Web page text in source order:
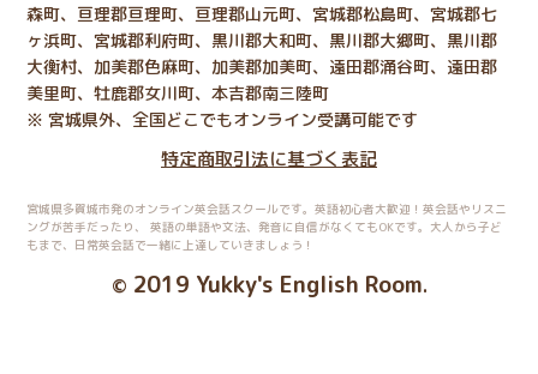
森町、亘理郡亘理町、亘理郡山元町、宮城郡松島町、宮城郡七
ヶ浜町、宮城郡利府町、黒川郡大和町、黒川郡大郷町、黒川郡
大衡村、加美郡色麻町、加美郡加美町、遠田郡涌谷町、遠田郡
美里町、牡鹿郡女川町、本吉郡南三陸町
※ 宮城県外、全国どこでもオンライン受講可能です
特定商取引法に基づく表記
宮城県多賀城市発のオンライン英会話スクールです。英語初心者大歓迎！英会話やリスニ
ングが苦手だったり、
英語の単語や文法、発音に自信がなくてもOKです。大人から子ど
もまで、日常英会話で一緒に上達していきましょう！
© 2019 Yukky's English Room.